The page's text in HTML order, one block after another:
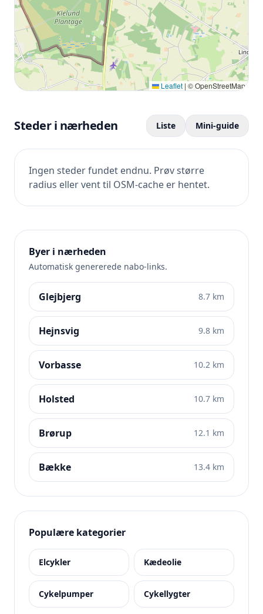
Leaflet | © OpenStreetMap
Steder i nærheden Liste Mini-guide
Ingen steder fundet endnu. Prøv større
radius eller vent til OSM-cache er hentet.
Byer i nærheden
Automatisk genererede nabo-links.
Glejbjerg 8.7 km
Hejnsvig 9.8 km
Vorbasse 10.2 km
Holsted 10.7 km
Brørup 12.1 km
Bække 13.4 km
Populære kategorier
Elcykler Kædeolie
Cykelpumper Cykellygter